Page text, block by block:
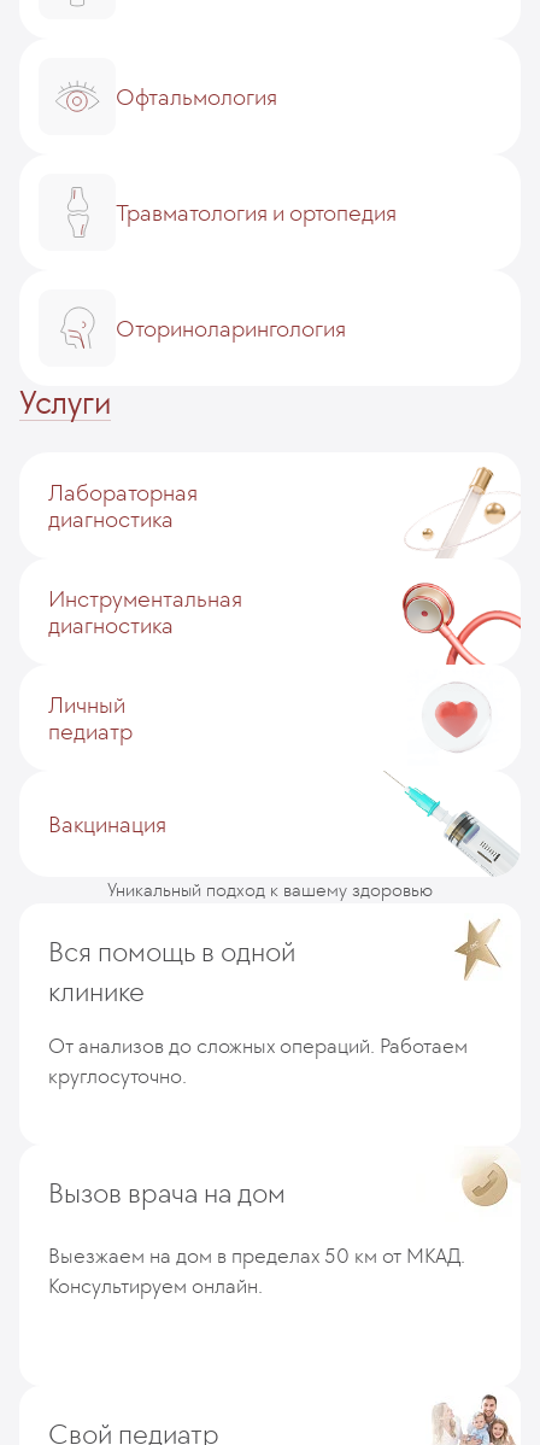
Офтальмология
Травматология и ортопедия
Оториноларингология
Услуги
Лабораторная
диагностика
Инструментальная
диагностика
Личный
педиатр
Вакцинация
Уникальный подход к вашему здоровью
Вся помощь в одной
клинике
От анализов до сложных операций. Работаем
круглосуточно.
Вызов врача на дом
Выезжаем на дом в пределах 50 км от МКАД.
Консультируем онлайн.
Свой педиатр